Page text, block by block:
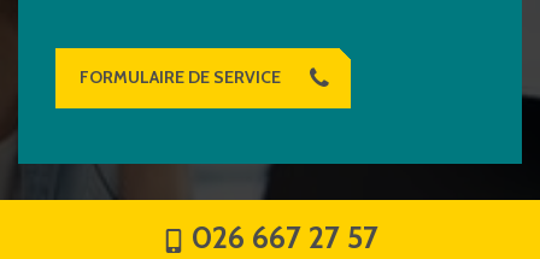
FORMULAIRE DE SERVICE
026 667 27 57